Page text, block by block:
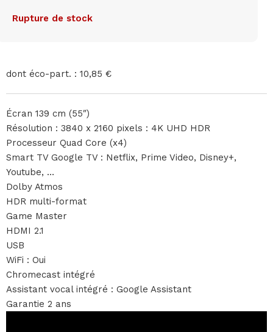
Rupture de stock
dont éco-part. : 10,85 €
Écran 139 cm (55″)
Résolution : 3840 x 2160 pixels : 4K UHD HDR
Processeur Quad Core (x4)
Smart TV Google TV : Netflix, Prime Video, Disney+,
Youtube, …
Dolby Atmos
HDR multi-format
Game Master
HDMI 2.1
USB
WiFi : Oui
Chromecast intégré
Assistant vocal intégré : Google Assistant
Garantie 2 ans